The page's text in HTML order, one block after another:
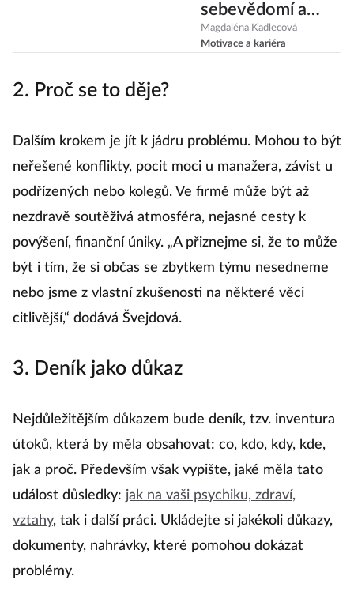
sebevědomí a
přestat
pochybovat
Magdaléna Kadlecová
Motivace a kariéra
2. Proč se to děje?
Dalším krokem je jít k jádru problému. Mohou to být
neřešené konflikty, pocit moci u manažera, závist u
podřízených nebo kolegů. Ve firmě může být až
nezdravě soutěživá atmosféra, nejasné cesty k
povýšení, finanční úniky. „A přiznejme si, že to může
být i tím, že si občas se zbytkem týmu nesedneme
nebo jsme z vlastní zkušenosti na některé věci
citlivější,“ dodává Švejdová.
3. Deník jako důkaz
Nejdůležitějším důkazem bude deník, tzv. inventura
útoků, která by měla obsahovat: co, kdo, kdy, kde,
jak a proč. Především však vypište, jaké měla tato
událost důsledky: jak na vaši psychiku, zdraví,
vztahy, tak i další práci. Ukládejte si jakékoli důkazy,
dokumenty, nahrávky, které pomohou dokázat
problémy.